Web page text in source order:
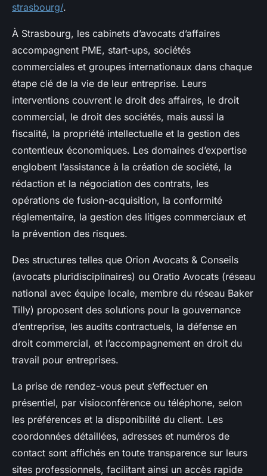
strasbourg/.
À Strasbourg, les cabinets d’avocats d’affaires
accompagnent PME, start-ups, sociétés
commerciales et groupes internationaux dans chaque
étape clé de la vie de leur entreprise. Leurs
interventions couvrent le droit des affaires, le droit
commercial, le droit des sociétés, mais aussi la
fiscalité, la propriété intellectuelle et la gestion des
contentieux économiques. Les domaines d’expertise
englobent l’assistance à la création de société, la
rédaction et la négociation des contrats, les
opérations de fusion-acquisition, la conformité
réglementaire, la gestion des litiges commerciaux et
la prévention des risques.
Des structures telles que Orion Avocats & Conseils
(avocats pluridisciplinaires) ou Oratio Avocats (réseau
national avec équipe locale, membre du réseau Baker
Tilly) proposent des solutions pour la gouvernance
d’entreprise, les audits contractuels, la défense en
droit commercial, et l’accompagnement en droit du
travail pour entreprises.
La prise de rendez-vous peut s’effectuer en
présentiel, par visioconférence ou téléphone, selon
les préférences et la disponibilité du client. Les
coordonnées détaillées, adresses et numéros de
contact sont affichés en toute transparence sur leurs
sites professionnels, facilitant ainsi un accès rapide